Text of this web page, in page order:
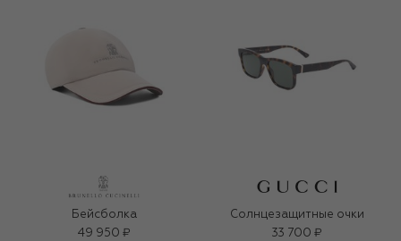
Бейсболка
49 950 ₽
Солнцезащитные очки
33 700 ₽